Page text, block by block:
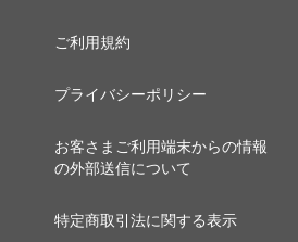
ご利用規約
プライバシーポリシー
お客さまご利用端末からの情報
の外部送信について
特定商取引法に関する表示